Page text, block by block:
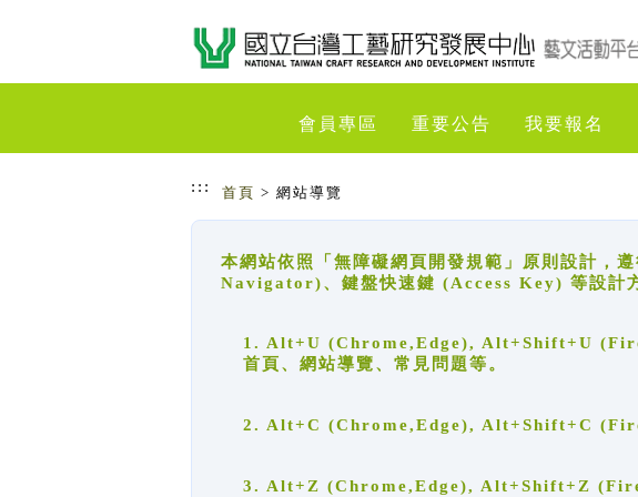
會員專區 重要公告 我要報名
::: 首頁 > 網站導覽
本網站依照「無障礙網頁開發規範」原則設計，
Navigator)、鍵盤快速鍵 (Access Key) 等設計
1. Alt+U (Chrome,Edge), Alt+Shift+U
首頁、網站導覽、常見問題等。
2. Alt+C (Chrome,Edge), Alt+Shift+C
3. Alt+Z (Chrome,Edge), Alt+Shift+Z